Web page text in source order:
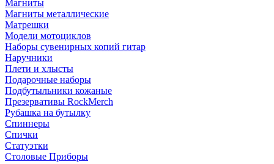
Магниты
Магниты металлические
Матрешки
Модели мотоциклов
Наборы сувенирных копий гитар
Наручники
Плети и хлысты
Подарочные наборы
Подбутыльники кожаные
Презервативы RockMerch
Рубашка на бутылку
Спиннеры
Спички
Статуэтки
Столовые Приборы